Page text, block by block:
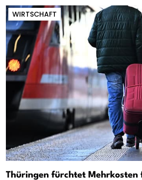
WIRTSCHAFT
Thüringen fürchtet Mehrkosten